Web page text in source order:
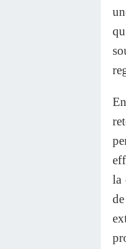
la